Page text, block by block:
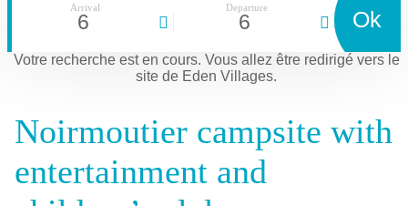
Arrival
6
Departure
6 Ok
Votre recherche est en cours. Vous allez être redirigé vers le
site de Eden Villages.
Noirmoutier campsite with
entertainment and